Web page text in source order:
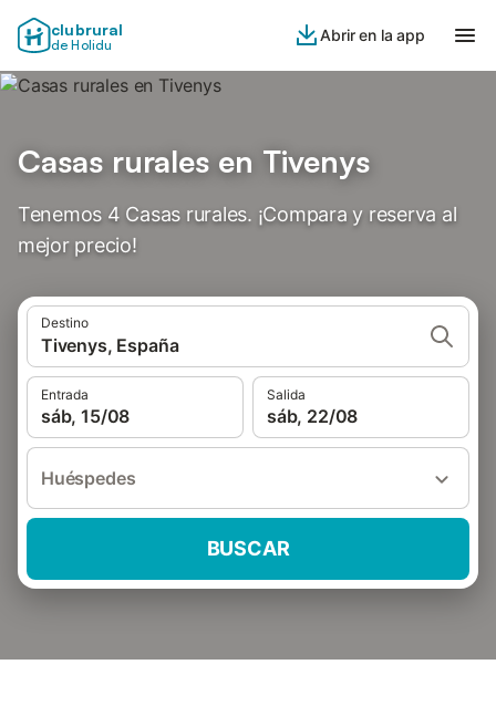
clubrural
de Holidu
Abrir en la app
Casas rurales en Tivenys
Tenemos 4 Casas rurales. ¡Compara y reserva al
mejor precio!
Destino
Tivenys, España
Entrada
sáb, 15/08
Salida
sáb, 22/08
Huéspedes
BUSCAR